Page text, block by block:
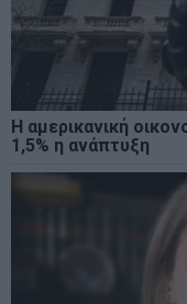
Η αμερικανική
1,5% η ανάπτυξη